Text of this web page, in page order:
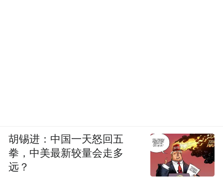
胡锡进：中国一天怒回五
拳，中美最新较量会走多
远？